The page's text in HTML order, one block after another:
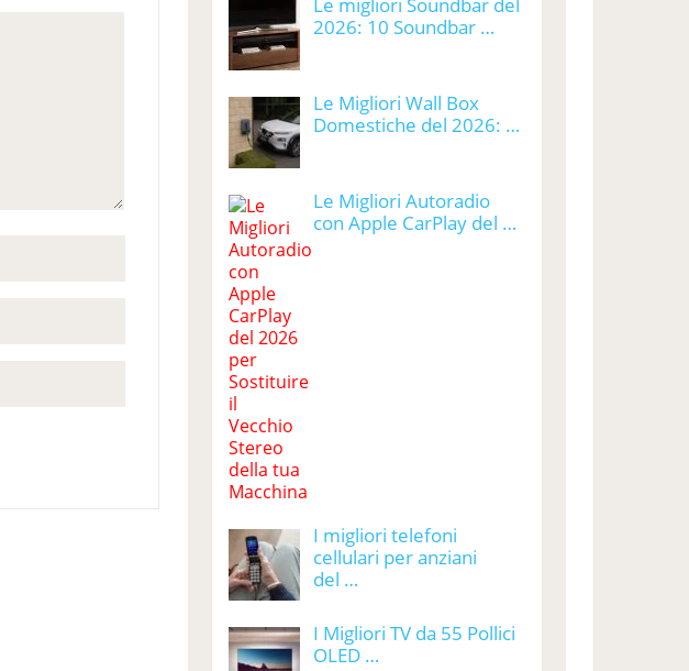
2026: 10 Soundbar …
Le Migliori Wall Box
Domestiche del 2026: …
Le Migliori Autoradio
con Apple CarPlay del …
I migliori telefoni
cellulari per anziani
del …
I Migliori TV da 55 Pollici
OLED …